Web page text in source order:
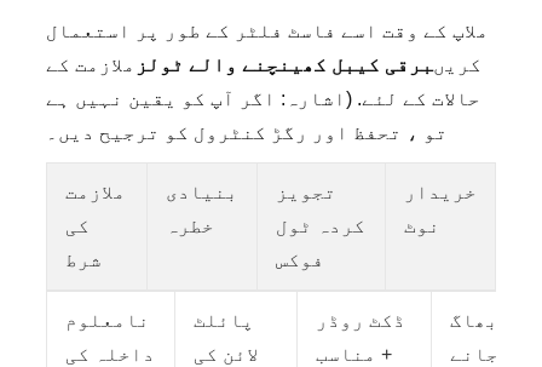
ملاپ کے وقت اسے فاسٹ فلٹر کے طور پر استعمال
کریںبرقی کیبل کھینچنے والے ٹولز ملازمت کے
حالات کے لئے. (اشارہ: اگر آپ کو یقین نہیں ہے
تو ، تحفظ اور رگڑ کنٹرول کو ترجیح دیں۔
ملازمت
کی
شرط
بنیادی
خطرہ
تجویز
کردہ ٹول
فوکس
خریدار
نوٹ
نامعلوم
داخلہ کی
پائلٹ
لائن کی
ڈکٹ روڈر
+ مناسب
بھاگ
جانے